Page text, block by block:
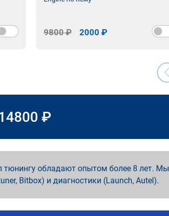
9800 ₽ 2000 ₽
₽
обладают опытом более 8 лет.
Bitbox) и диагностики (Launch, Autel).